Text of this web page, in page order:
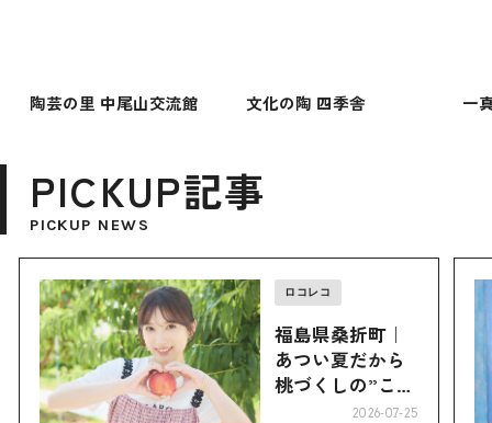
陶芸の里 中尾山交流館 文化の陶 四季舎 一
PICKUP記事
PICKUP NEWS
ロコレコ
福島県桑折町｜
あつい夏だから
桃づくしの”こお
2026-07-25